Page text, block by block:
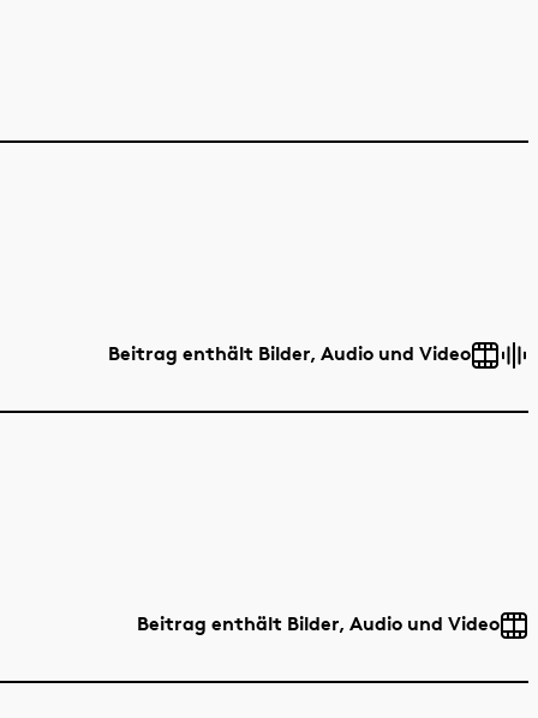
Beitrag enthält Bilder, Audio und Video
Beitrag enthält Bilder, Audio und Video